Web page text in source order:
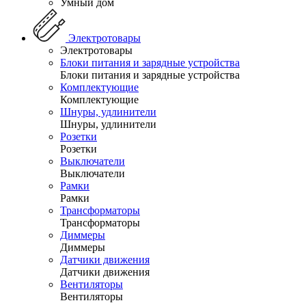
Умный дом
Электротовары
Электротовары
Блоки питания и зарядные устройства
Блоки питания и зарядные устройства
Комплектующие
Комплектующие
Шнуры, удлинители
Шнуры, удлинители
Розетки
Розетки
Выключатели
Выключатели
Рамки
Рамки
Трансформаторы
Трансформаторы
Диммеры
Диммеры
Датчики движения
Датчики движения
Вентиляторы
Вентиляторы